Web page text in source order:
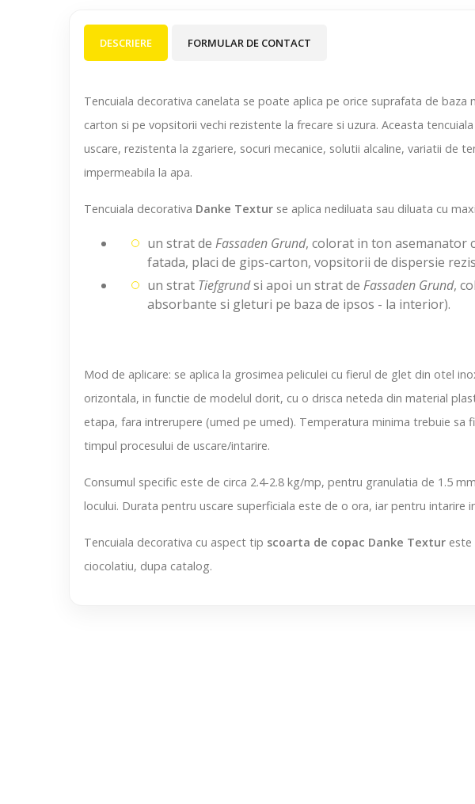
DESCRIERE FORMULAR DE CONTACT
Tencuiala decorativa canelata se poate aplica pe orice suprafata de baza
carton si pe vopsitorii vechi rezistente la frecare si uzura. Aceasta
uscare, rezistenta la zgariere, socuri mecanice, solutii alcaline, variatii de
impermeabila la apa.
Tencuiala decorativa Danke Textur se aplica nediluata sau diluata cu
un strat de Fassaden Grund, colorat in ton asemanator
fatada, placi de gips-carton, vopsitorii de dispersie
un strat Tiefgrundsi apoi un strat de Fassaden Grund,
absorbante si gleturi pe baza de ipsos - la interior).
Mod de aplicare: se aplica la grosimea peliculei cu fierul de glet din otel
orizontala, in functie de modelul dorit, cu o drisca neteda din material
etapa, fara intrerupere (umed pe umed). Temperatura minima trebuie
timpul procesului de uscare/intarire.
Consumul specific este de circa 2.4-2.8 kg/mp, pentru granulatia de 1.5
locului. Durata pentru uscare superficiala este de o ora, iar pentru intarire
Tencuiala decorativa cu aspect tip scoarta de copac Danke Textur este
ciocolatiu, dupa catalog.